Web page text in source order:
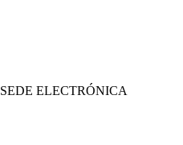
SEDE ELECTRÓNICA